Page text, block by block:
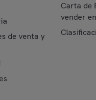
de venta y
Carta de
vender